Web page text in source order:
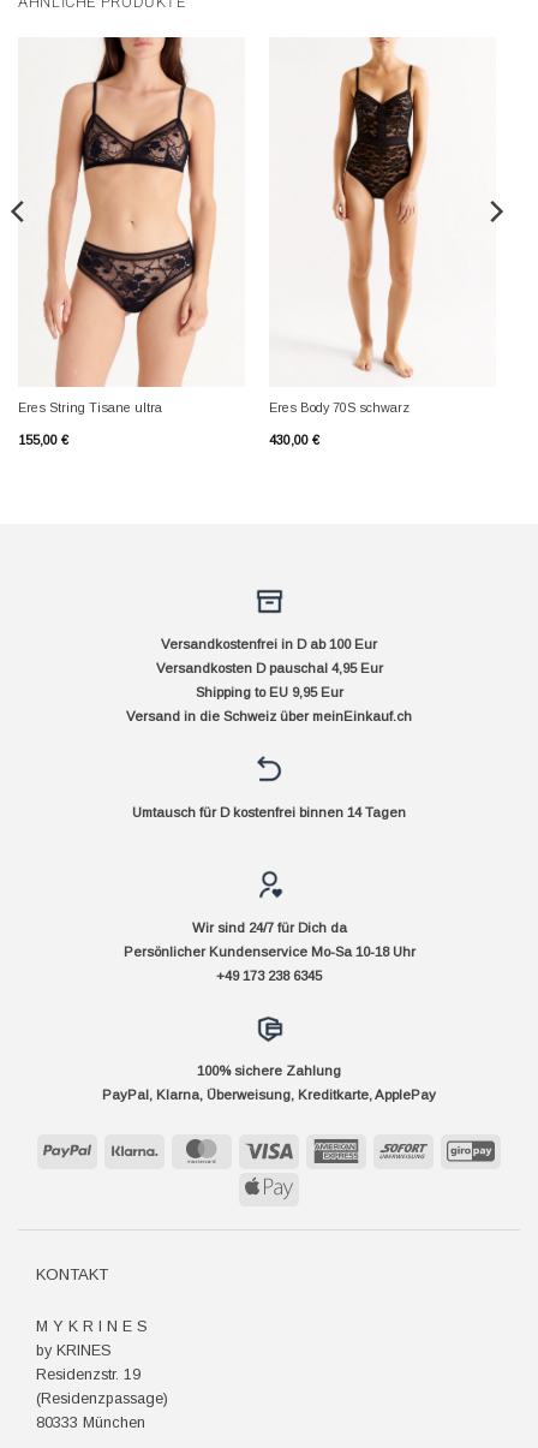
Eres String Tisane ultra
155,00 €
Eres Body 70S schwarz
430,00 €
Versandkostenfrei in D ab 100 Eur
Versandkosten D pauschal 4,95 Eur
Shipping to EU 9,95 Eur
Versand in die Schweiz über meinEinkauf.ch
Umtausch für D kostenfrei binnen 14 Tagen
Wir sind 24/7 für Dich da
Persönlicher Kundenservice Mo-Sa 10-18 Uhr
+49 173 238 6345
100% sichere Zahlung
PayPal, Klarna, Überweisung, Kreditkarte, ApplePay
PayPal Klarna MasterCard Visa
AmericanSofort
Apple
KONTAKT
M Y K R I N E S
by KRINES
Residenzstr. 19
(Residenzpassage)
80333 München